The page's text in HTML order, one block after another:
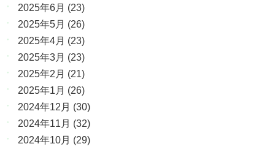
2025年6月 (23)
2025年5月 (26)
2025年4月 (23)
2025年3月 (23)
2025年2月 (21)
2025年1月 (26)
2024年12月 (30)
2024年11月 (32)
2024年10月 (29)